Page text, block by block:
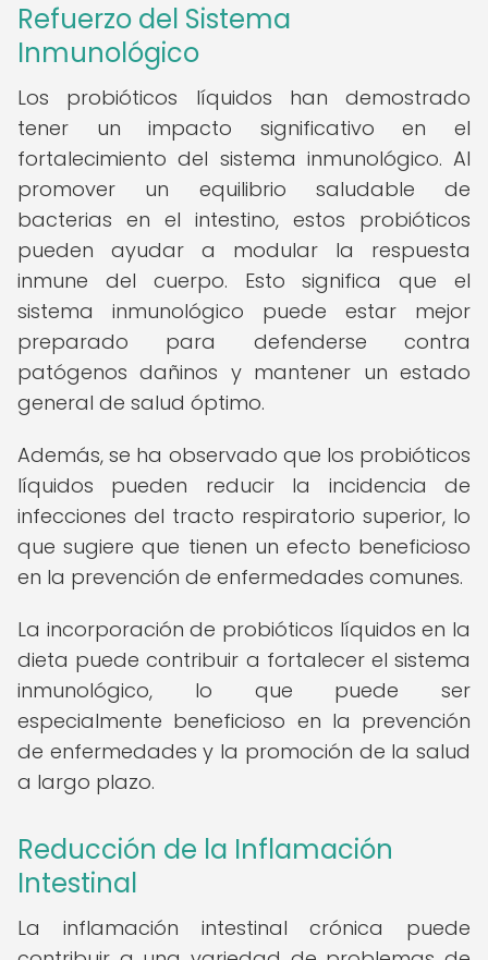
Refuerzo del Sistema
Inmunológico
Los probióticos líquidos han demostrado
tener un impacto significativo en el
fortalecimiento del sistema inmunológico. Al
promover un equilibrio saludable de
bacterias en el intestino, estos probióticos
pueden ayudar a modular la respuesta
inmune del cuerpo. Esto significa que el
sistema inmunológico puede estar mejor
preparado para defenderse contra
patógenos dañinos y mantener un estado
general de salud óptimo.
Además, se ha observado que los probióticos
líquidos pueden reducir la incidencia de
infecciones del tracto respiratorio superior, lo
que sugiere que tienen un efecto beneficioso
en la prevención de enfermedades comunes.
La incorporación de probióticos líquidos en la
dieta puede contribuir a fortalecer el sistema
inmunológico, lo que puede ser
especialmente beneficioso en la prevención
de enfermedades y la promoción de la salud
a largo plazo.
Reducción de la Inflamación
Intestinal
La inflamación intestinal crónica puede